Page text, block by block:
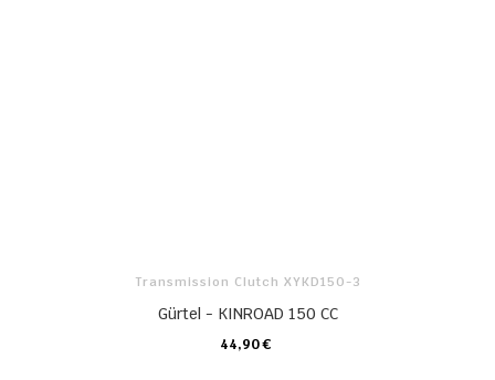
Transmission Clutch XYKD150-3
Gürtel - KINROAD 150 CC
44,90 €
KARTE